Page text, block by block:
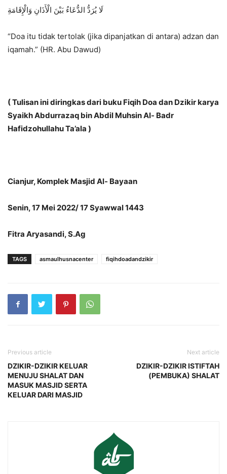
لَا يُرَدُّ الدُّعَاءُ بَيْنَ الْأَذَانِ وَالْإِقَامَةِ
“Doa itu tidak tertolak (jika dipanjatkan di antara) adzan dan
iqamah.” (HR. Abu Dawud)
( Tulisan ini diringkas dari buku Fiqih Doa dan Dzikir karya
Syaikh Abdurrazaq bin Abdil Muhsin Al- Badr
Hafidzohullahu Ta’ala )
Cianjur, Komplek Masjid Al- Bayaan
Senin, 17 Mei 2022/ 17 Syawwal 1443
Fitra Aryasandi, S.Ag
TAGS asmaulhusnacenter fiqihdoadandzikir
Previous article
DZIKIR-DZIKIR KELUAR
MENUJU SHALAT DAN
MASUK MASJID SERTA
KELUAR DARI MASJID
Next article
DZIKIR-DZIKIR ISTIFTAH
(PEMBUKA) SHALAT